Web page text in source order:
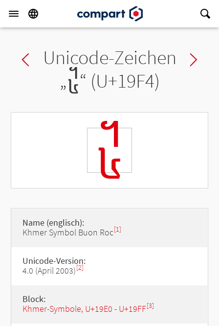
Previous char
Unicode-Zeichen
„᧴“ (U+19F4)
᧴
Name (englisch):
Khmer Symbol Buon Roc[1]
Unicode-Version:
4.0 (April 2003)[2]
Block:
Khmer-Symbole, U+19E0 - U+19FF[3]